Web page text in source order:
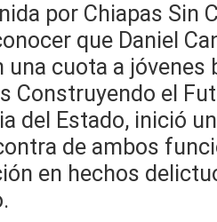
por Chiapas Sin
que Daniel
una cuota a
Construyendo el
del Estado, inició
de ambos
en hechos